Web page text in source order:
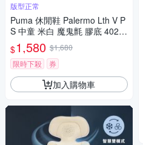
版型正常
Puma 休閒鞋 Palermo Lth V P
S 中童 米白 魔鬼氈 膠底 4020
03-01
$1,580 $1,680
限時下殺
券
加入購物車